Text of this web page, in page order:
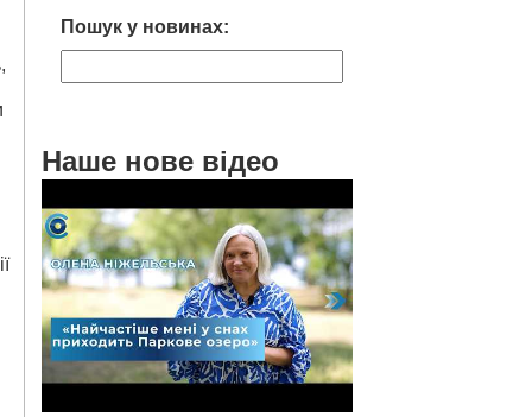
Пошук у новинах:
Наше нове відео